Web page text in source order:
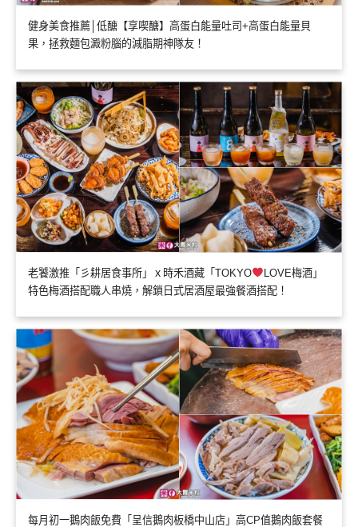
健身美食推薦│低醣【享喫醣】高蛋白能量吐司+高蛋白能量貝
果，拯救麵包澱粉腦的減脂期神隊友！
老饕激推「彡耕居食事所」ｘ時禾酒藏「TOKYO
LOVE梅酒」
特色梅酒搭配職人串燒，解鎖日式居酒屋最強餐酒搭配！
每月初一鵝肉飯免費「呈信鵝肉板橋中山店」高CP值鵝肉飯套餐